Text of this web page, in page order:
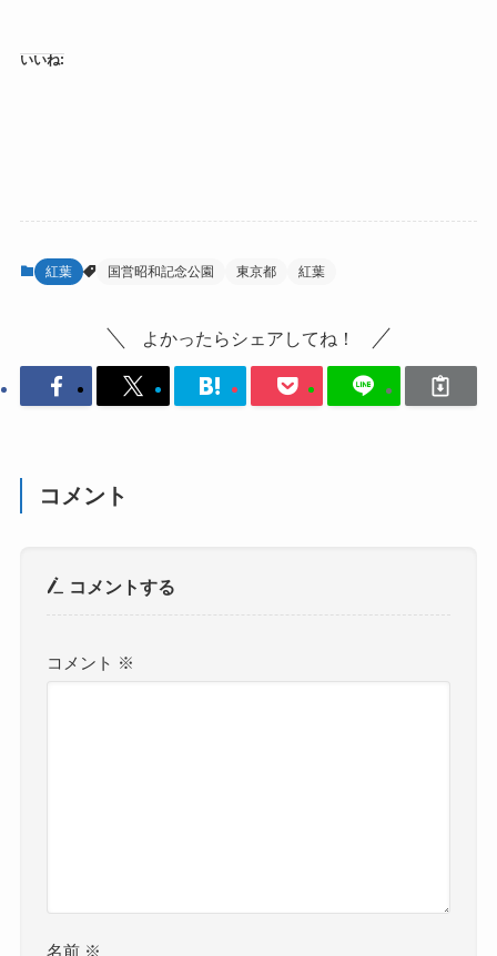
いいね:
紅葉 国営昭和記念公園 東京都 紅葉
よかったらシェアしてね！
コメント
コメントする
コメント ※
名前 ※